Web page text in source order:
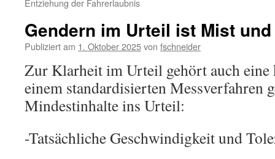
Entziehung der Fahrerlaubnis
Gendern im Urteil ist Mist
Publiziert am 1. Oktober 2025von fschneider
Zur Klarheit im Urteil gehört auch eine
einem standardisierten Messverfahren
Mindestinhalte ins Urteil:
-Tatsächliche Geschwindigkeit und